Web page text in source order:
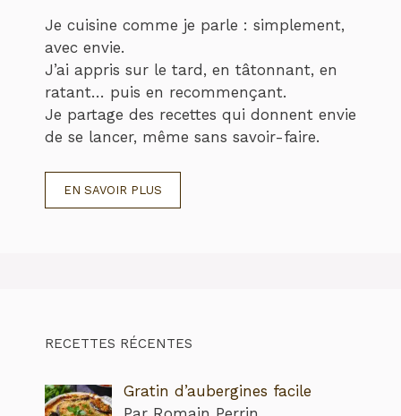
Je cuisine comme je parle : simplement,
avec envie.
J’ai appris sur le tard, en tâtonnant, en
ratant… puis en recommençant.
Je partage des recettes qui donnent envie
de se lancer, même sans savoir-faire.
EN SAVOIR PLUS
RECETTES RÉCENTES
Gratin d’aubergines facile